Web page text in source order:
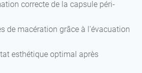
correcte de la capsule péri-
de macération grâce à l'évacuation
esthétique optimal après